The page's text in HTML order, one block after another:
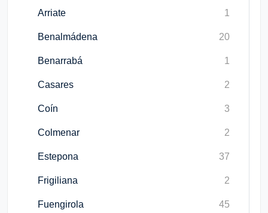
Arriate 1
Benalmádena 20
Benarrabá 1
Casares 2
Coín 3
Colmenar 2
Estepona 37
Frigiliana 2
Fuengirola 45